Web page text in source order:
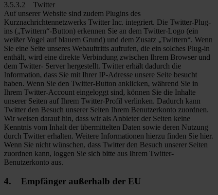
3.5.3.2 Twitter
Auf unserer Website sind zudem Plugins des
Kurznachrichtennetzwerks Twitter Inc. integriert. Die Twitter-Plug-
ins („Twittern“-Button) erkennen Sie an dem Twitter-Logo (ein
weißer Vogel auf blauem Grund) und dem Zusatz „Twittern“. Wenn
Sie eine Seite unseres Webauftritts aufrufen, die ein solches Plug-in
enthält, wird eine direkte Verbindung zwischen Ihrem Browser und
dem Twitter- Server hergestellt. Twitter erhält dadurch die
Information, dass Sie mit Ihrer IP-Adresse unsere Seite besucht
haben. Wenn Sie den Twitter-Button anklicken, während Sie in
Ihrem Twitter-Account eingeloggt sind, können Sie die Inhalte
unserer Seiten auf Ihrem Twitter-Profil verlinken. Dadurch kann
Twitter den Besuch unserer Seiten Ihrem Benutzerkonto zuordnen.
Wir weisen darauf hin, dass wir als Anbieter der Seiten keine
Kenntnis vom Inhalt der übermittelten Daten sowie deren Nutzung
durch Twitter erhalten. Weitere Informationen hierzu finden Sie hier.
Wenn Sie nicht wünschen, dass Twitter den Besuch unserer Seiten
zuordnen kann, loggen Sie sich bitte aus Ihrem Twitter-
Benutzerkonto aus.
4. Empfänger außerhalb der EU